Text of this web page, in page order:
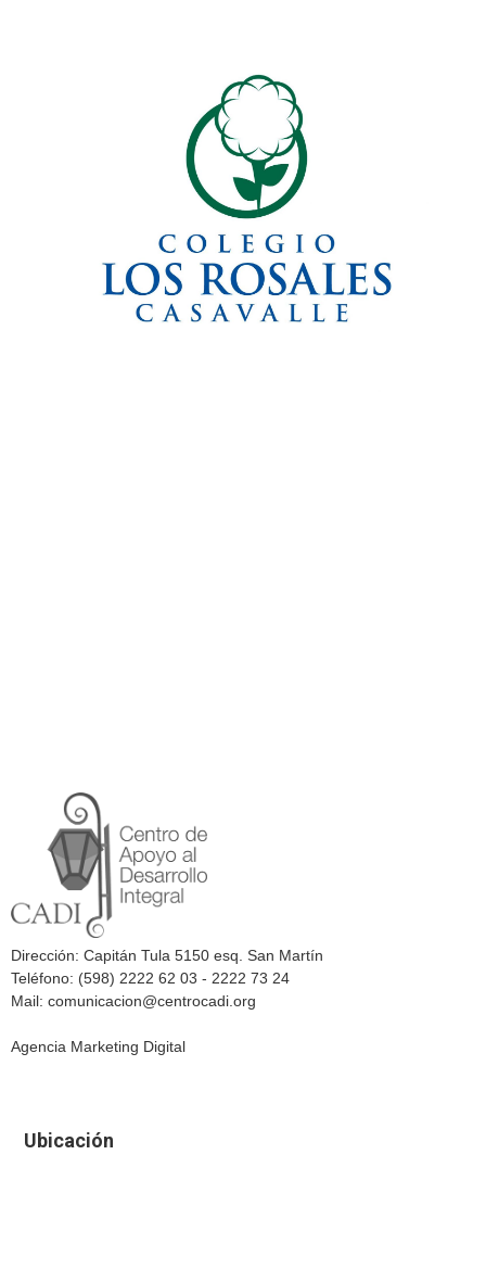
Dirección: Capitán Tula 5150 esq. San Martín
Teléfono: (598) 2222 62 03 - 2222 73 24
Mail: comunicacion@centrocadi.org
Agencia Marketing Digital
Ubicación